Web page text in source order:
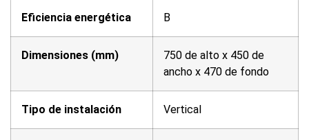
Eficiencia energética B
Dimensiones (mm)
750 de alto x 450 de
ancho x 470 de fondo
Tipo de instalación Vertical